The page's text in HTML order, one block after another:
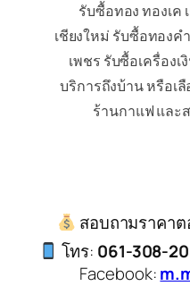
รับซื้อทอง ทองเค
เชียงใหม่ รับซื้อทองค
เพชร รับซื้อเครื่อง
บริการถึงบ้าน หรือ
ร้านกาแฟ และ
สอบถามราคาต
โทร: 061-308-
Facebook: